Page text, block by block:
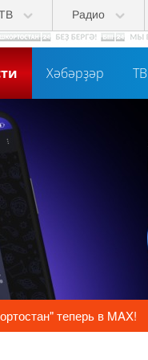
Радио
Хәбәрҙәр ТВ
теперь в MAX!